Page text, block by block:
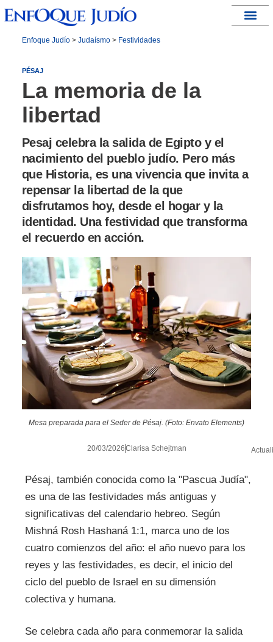
Enfoque Judío> Judaísmo> Festividades
PÉSAJ
La memoria de la
libertad
Pesaj celebra la salida de Egipto y el
nacimiento del pueblo judío. Pero más
que Historia, es una vivencia que invita a
repensar la libertad de la que
disfrutamos hoy, desde el hogar y la
identidad. Una festividad que transforma
el recuerdo en acción.
Mesa preparada para el Seder de Pésaj. (Foto: Envato Elements)
20/03/2026Clarisa Schejtman
Pésaj, también conocida como la "Pascua Judía",
es una de las festividades más antiguas y
significativas del calendario hebreo. Según
Mishná Rosh Hashaná 1:1, marca uno de los
cuatro comienzos del año: el año nuevo para los
reyes y las festividades, es decir, el inicio del
ciclo del pueblo de Israel en su dimensión
colectiva y humana.
Se celebra cada año para conmemorar la salida